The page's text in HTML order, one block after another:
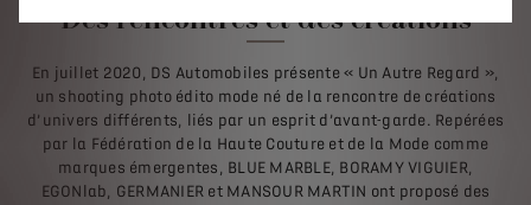
Des rencontres et des créations
En juillet 2020, DS Automobiles présente « Un Autre Regard »,
un shooting photo édito mode né de la rencontre de créations
d’univers différents, liés par un esprit d’avant-garde. Repérées
par la Fédération de la Haute Couture et de la Mode comme
marques émergentes, BLUE MARBLE, BORAMY VIGUIER,
EGONlab, GERMANIER et MANSOUR MARTIN ont proposé des